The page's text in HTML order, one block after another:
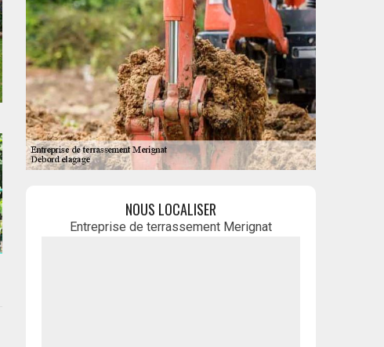
NOUS LOCALISER
Entreprise de terrassement Merignat